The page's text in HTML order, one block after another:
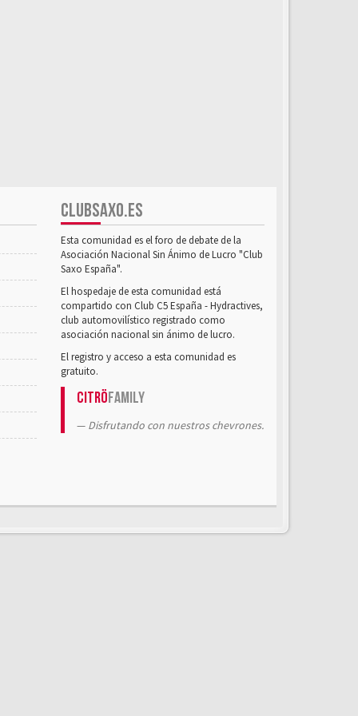
CLUBSAXO.ES
Esta comunidad es el foro de debate de la
Asociación Nacional Sin Ánimo de Lucro "Club
Saxo España".
El hospedaje de esta comunidad está
compartido con Club C5 España - Hydractives,
club automovilístico registrado como
asociación nacional sin ánimo de lucro.
El registro y acceso a esta comunidad es
gratuito.
CitröFamily
Disfrutando con nuestros chevrones.